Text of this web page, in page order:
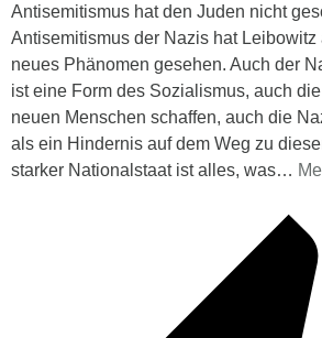
Antisemitismus hat den Juden nicht
Antisemitismus der Nazis hat Leibowitz
neues Phänomen gesehen. Auch der
ist eine Form des Sozialismus, auch
neuen Menschen schaffen, auch die
als ein Hindernis auf dem Weg zu
starker Nationalstaat ist alles, was…